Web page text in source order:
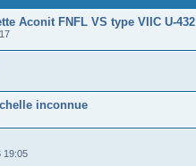
Aconit FNFL VS type VIIC U-432
inconnue
19:05